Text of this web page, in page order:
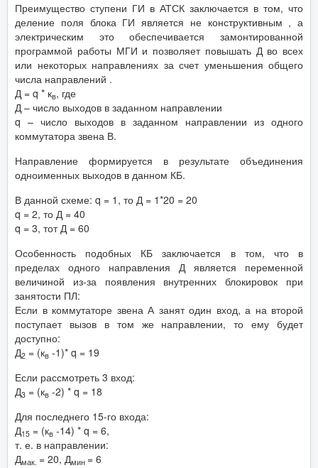
Преимущество ступени ГИ в АТСК заключается в том, что
деление поля блока ГИ является не конструктивным , а
электрическим это обеспечивается замонтированной
программой работы МГИ и позволяет повышать Д во всех
или некоторых направлениях за счет уменьшения общего
числа направлений .
Д = q * кв, где
Д – число выходов в заданном направлении
q – число выходов в заданном направлении из одного
коммутатора звена В.
Направление формируется в результате объединения
одноименных выходов в данном КБ.
В данной схеме: q = 1, то Д = 1*20 = 20
q = 2, то Д = 40
q = 3, тот Д = 60
Особенность подобных КБ заключается в том, что в
пределах одного направления Д является переменной
величиной из-за появления внутренних блокировок при
занятости ПЛ:
Если в коммутаторе звена А занят один вход, а на второй
поступает вызов в том же направлении, то ему будет
доступно:
Д2 = (кв -1)* q = 19
Если рассмотреть 3 вход:
Д3 = (кв -2) * q = 18
Для последнего 15-го входа:
Д15 = (кв -14) * q = 6,
т. е. в направлении:
Дмак. = 20, Дмин = 6